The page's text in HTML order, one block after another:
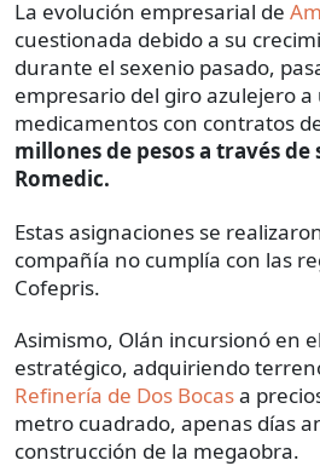
La evolución empresarial de
cuestionada debido a su
durante el sexenio pasado,
empresario del giro azulejero
medicamentos con contratos
millones de pesos a través de
Romedic.
Estas asignaciones se
compañía no cumplía con las
Cofepris.
Asimismo, Olán incursionó en
estratégico, adquiriendo
Refinería de Dos Bocasa
metro cuadrado, apenas días
construcción de la megaobra.